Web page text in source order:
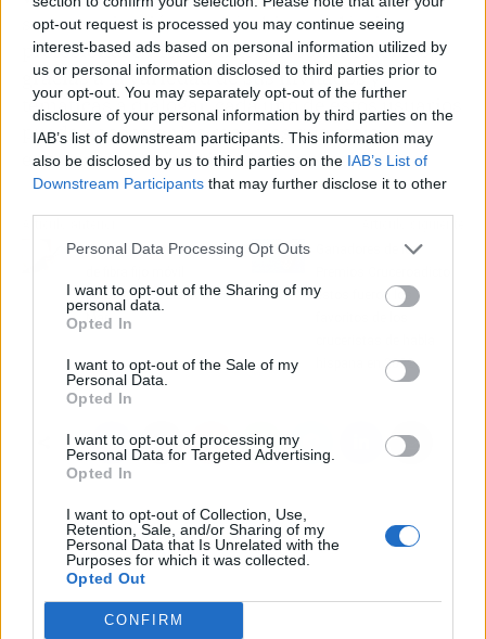
opt-out request is processed you may continue seeing
interest-based ads based on personal information utilized by
us or personal information disclosed to third parties prior to
your opt-out. You may separately opt-out of the further
disclosure of your personal information by third parties on the
IAB’s list of downstream participants. This information may
also be disclosed by us to third parties on the IAB’s List of
Downstream Participants that may further disclose it to other
Personal Data Processing Opt Outs
I want to opt-out of the Sharing of my
personal data.
Opted In
I want to opt-out of the Sale of my
Personal Data.
Opted In
I want to opt-out of processing my
Personal Data for Targeted Advertising.
Opted In
I want to opt-out of Collection, Use,
Retention, Sale, and/or Sharing of my
Personal Data that Is Unrelated with the
Purposes for which it was collected.
Opted Out
CONFIRM
su comunicación en el ámbito académico,
profesional o incluso interpersonal. Además,
gracias a la variedad de sus invitados y
temáticas a dialogar, cada uno de estos usuarios
puede encontrar los recursos que mejor
encajan en sus inquietudes y necesidades.
Fitel Network, el servicio
innovador en Lloret de
Mar
Ganadores de los
estos fueron los
hispana en 2022